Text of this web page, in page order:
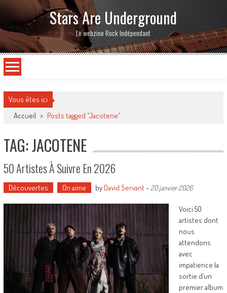
Stars Are Underground
Le webzine Rock Indépendant
Vous êtes ici
Accueil > Posts tagged "Jacotene"
TAG: JACOTENE
50 Artistes À Suivre En 2026
Découvertes On aime by David Servant- 20 janvier 2026
Voici 50
artistes dont
nous
attendons
avec
impatience la
sortie d’un
premier album